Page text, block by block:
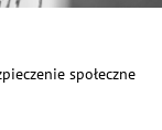
społeczne